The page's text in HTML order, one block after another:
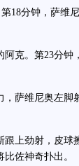
18分钟，萨维
克。第23分钟
萨维尼奥左脚
上劲射，皮球
佐神奇扑出。